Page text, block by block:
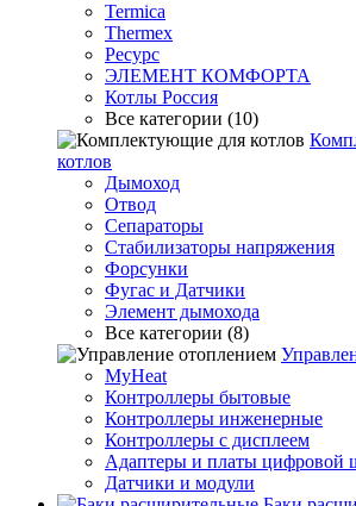
Termica
Thermex
Ресурс
ЭЛЕМЕНТ КОМФОРТА
Котлы Россия
Все категории (10)
котлов
Дымоход
Отвод
Сепараторы
Стабилизаторы напряжения
Форсунки
Фугас и Датчики
Элемент дымохода
Все категории (8)
MyHeat
Контроллеры бытовые
Контроллеры инженерные
Контроллеры с дисплеем
Адаптеры и платы цифровой
Датчики и модули